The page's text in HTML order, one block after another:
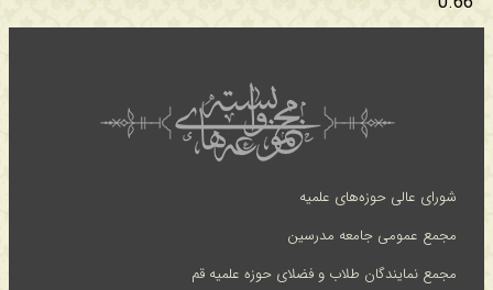
شورای عالی حوزه‌های علمیه
مجمع عمومی جامعه مدرسین
مجمع نمایندگان طلاب و فضلای حوزه علمیه قم